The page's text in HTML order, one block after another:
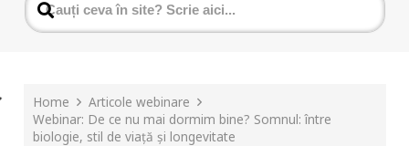
Home
Articole webinare
Webinar: De ce nu mai dormim bine? Somnul: între
biologie, stil de viață și longevitate